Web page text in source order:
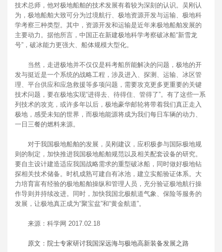
技术总师，他对极地船舶的技术发展有着较为深刻的认识。吴刚认
为，极地船舶大致可分为过境航行、极地资源开发与运输、极地科
学考察三种类型。其中，资源开发和运输是近年来极地船舶发展的
主要动力。据他所言，中国正在新建极地科学考察破冰船“新雪龙
号”，破冰能力更强大、船体规模大型化。
当然，走进极地并不仅仅是科考船所能解决的问题，极地的开
发与挺近是一个系统的战略工程，涉及进入、探测、运输、冰区管
理、平台供应和应急救援等多项问题，需要攻克更多更重要的关键
技术问题，要在极地实现“进得去、待得住、管得了”。有了这些一系
列技术的攻克，或许多年以后，极地豪华邮轮将带着我们真正走入
极地，感受未知的世界，而极地能源将成为我们每日车辆的动力、
一日三餐的燃料来源。
对于我国极地船舶的发展，吴刚建议，应积极参与国际极地规
则的制定，加快推进我国极地船舶规范以及相关配套设备的研究。
要自主设计建造适应我国战略需求的重型破冰船，同时做好极地钻
探相关技术储备。时机成熟可建自有冰池，建立实船验证体系。大
力培育富有经验的极地船舶操纵和管理人员，充分验证极地航行操
作导则并持续改进。同时，加快我国北极航道气象、保险等服务的
发展，让极地真正成为“聚宝盆”和“黄金航道”。
来源：科学网 2017.02.18
原文：院士专家研讨我国深远海与极地高新装备发展之路